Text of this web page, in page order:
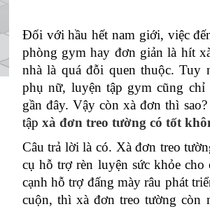
Đối với hầu hết nam giới, việc
phòng gym hay đơn giản là hít
nhà là quá đỗi quen thuộc. Tuy
phụ nữ, luyện tập gym cũng chỉ
gần đây. Vậy còn xà đơn thì
tập xà đơn treo tường có tốt
Câu trả lời là có. Xà đơn treo
cụ hỗ trợ rèn luyện sức khỏe cho
cạnh hỗ trợ đấng mày râu phát
cuộn, thì xà đơn treo tường còn